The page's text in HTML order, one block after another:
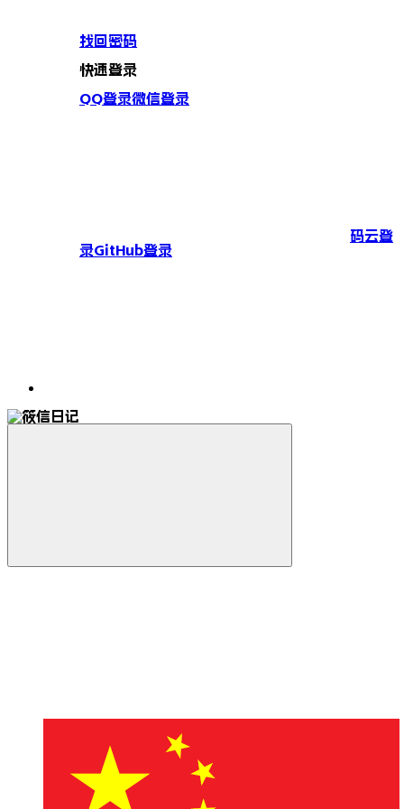
找回密码
快速登录
QQ登录微信登录
码云登
录GitHub登录